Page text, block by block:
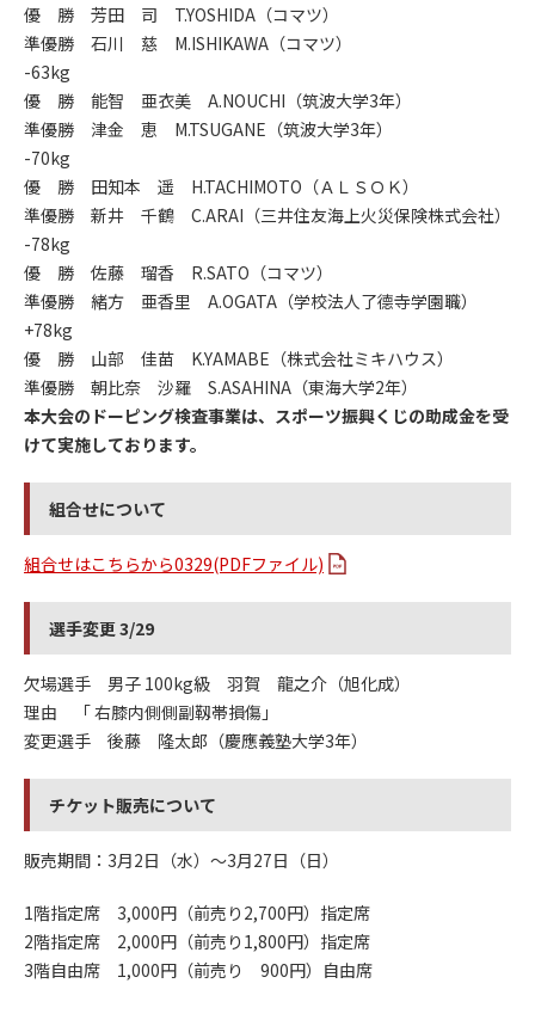
優 勝 芳田 司 T.YOSHIDA（コマツ）
準優勝 石川 慈 M.ISHIKAWA（コマツ）
-63kg
優 勝 能智 亜衣美 A.NOUCHI（筑波大学3年）
準優勝 津金 恵 M.TSUGANE（筑波大学3年）
-70kg
優 勝 田知本 遥 H.TACHIMOTO（ＡＬＳＯＫ）
準優勝 新井 千鶴 C.ARAI（三井住友海上火災保険株式会社）
-78kg
優 勝 佐藤 瑠香 R.SATO（コマツ）
準優勝 緒方 亜香里 A.OGATA（学校法人了德寺学園職）
+78kg
優 勝 山部 佳苗 K.YAMABE（株式会社ミキハウス）
準優勝 朝比奈 沙羅 S.ASAHINA（東海大学2年）
本大会のドーピング検査事業は、スポーツ振興くじの助成金を受
けて実施しております。
組合せについて
組合せはこちらから0329(PDFファイル)
選手変更 3/29
欠場選手 男子 100kg級 羽賀 龍之介（旭化成）
理由 「 右膝内側側副靱帯損傷」
変更選手 後藤 隆太郎（慶應義塾大学3年）
チケット販売について
販売期間：3月2日（水）～3月27日（日）
1階指定席 3,000円（前売り2,700円）指定席
2階指定席 2,000円（前売り1,800円）指定席
3階自由席 1,000円（前売り 900円）自由席